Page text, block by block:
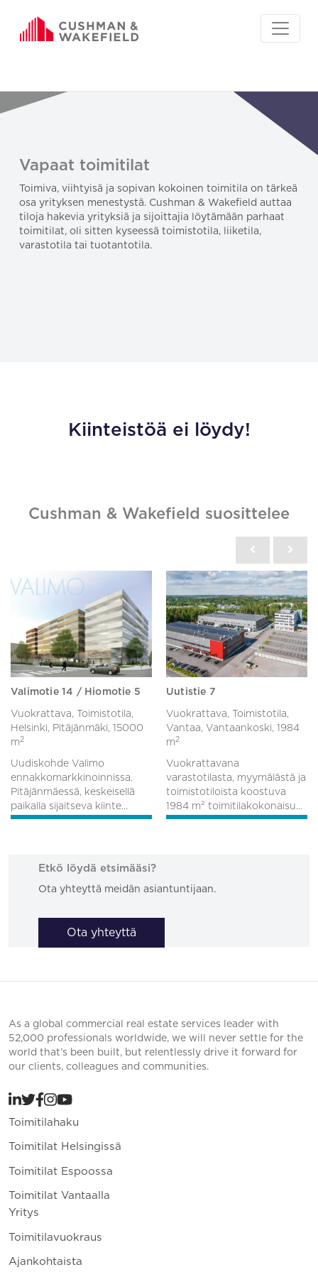
Vapaat toimitilat
Toimiva, viihtyisä ja sopivan kokoinen toimitila on tärkeä
osa yrityksen menestystä. Cushman & Wakefield auttaa
tiloja hakevia yrityksiä ja sijoittajia löytämään parhaat
toimitilat, oli sitten kyseessä toimistotila, liiketila,
varastotila tai tuotantotila.
Kiinteistöä ei löydy!
Cushman & Wakefield suosittelee
Valimotie 14 / Hiomotie 5
Vuokrattava, Toimistotila,
Helsinki, Pitäjänmäki, 15000
m 2
Uudiskohde Valimo
ennakkomarkkinoinnissa.
Pitäjänmäessä, keskeisellä
paikalla sijaitseva kiinte...
Uutistie 7
Vuokrattava, Toimistotila,
Vantaa, Vantaankoski, 1984
m 2
Vuokrattavana
varastotilasta, myymälästä ja
toimistotiloista koostuva
1984 m² toimitilakokonaisu...
Etkö löydä etsimääsi?
Ota yhteyttä meidän asiantuntijaan.
Ota yhteyttä
As a global commercial real estate services leader with
52,000 professionals worldwide, we will never settle for the
world that’s been built, but relentlessly drive it forward for
our clients, colleagues and communities.
Toimitilahaku
Toimitilat Helsingissä
Toimitilat Espoossa
Toimitilat Vantaalla
Yritys
Toimitilavuokraus
Ajankohtaista